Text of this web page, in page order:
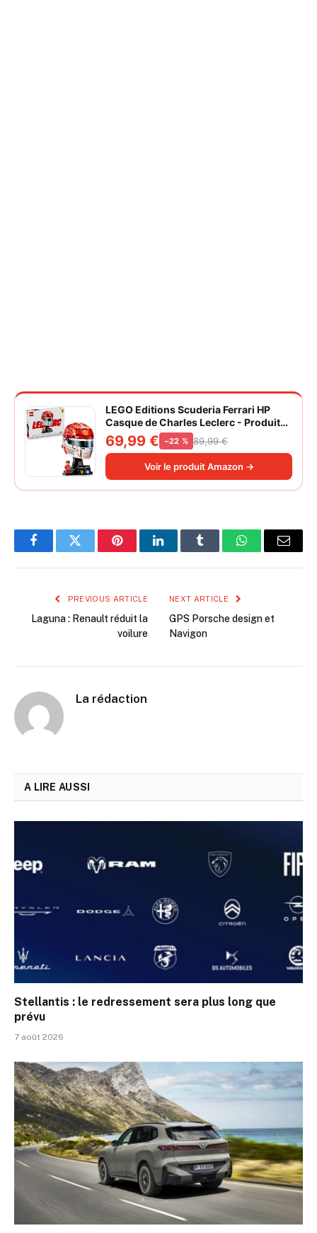
LEGO Editions Scuderia Ferrari HP
Casque de Charles Leclerc - Produit
F1 - Maquette avec Minifigurine
Collector - Décoration Intérieure -
Cadeau pour Garçon dès 14 ans et
Adulte Fan d'Automobile 43014
69,99 € −22 % 89,99 €
Voir le produit Amazon →
FacebookTwitter PinterestLinkedInTumblr WhatsAppEmail
PREVIOUS ARTICLE
Laguna : Renault réduit la
voilure
NEXT ARTICLE
GPS Porsche design et
Navigon
La rédaction
A LIRE AUSSI
Stellantis : le redressement sera plus long que
prévu
7 août 2026